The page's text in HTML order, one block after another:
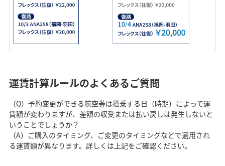
運賃計算ルールのよくあるご質問
（Q）予約変更ができる航空券は搭乗する日（時期）によって運
賃額が変わりますが、差額の収受または払い戻しは発生しないと
いうことでしょうか？
（A）ご購入のタイミング、ご変更のタイミングなどで適用され
る運賃額が異なります。詳しくは上記をご確認ください。